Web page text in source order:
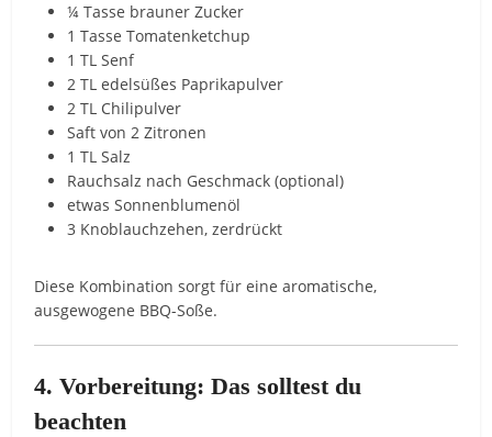
¼ Tasse brauner Zucker
1 Tasse Tomatenketchup
1 TL Senf
2 TL edelsüßes Paprikapulver
2 TL Chilipulver
Saft von 2 Zitronen
1 TL Salz
Rauchsalz nach Geschmack (optional)
etwas Sonnenblumenöl
3 Knoblauchzehen, zerdrückt
Diese Kombination sorgt für eine aromatische,
ausgewogene BBQ-Soße.
4. Vorbereitung: Das solltest du
beachten